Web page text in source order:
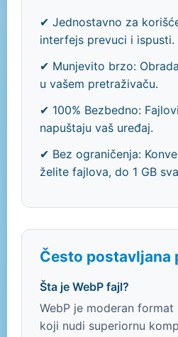
✔ Jednostavno za
interfejs prevuci i ispusti.
✔ Munjevito brzo:
u vašem pretraživaču.
✔ 100% Bezbedno:
napuštaju vaš uređaj.
✔ Bez ograničenja:
želite fajlova, do 1 GB
Često postavljana
Šta je WebP fajl?
WebP je moderan
koji nudi superiornu